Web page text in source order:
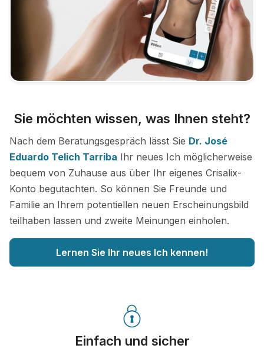
Sie möchten wissen, was Ihnen steht?
Nach dem Beratungsgespräch lässt Sie Dr. José
Eduardo Telich Tarriba Ihr neues Ich möglicherweise
bequem von Zuhause aus über Ihr eigenes Crisalix-
Konto begutachten. So können Sie Freunde und
Familie an Ihrem potentiellen neuen Erscheinungsbild
teilhaben lassen und zweite Meinungen einholen.
Lernen Sie Ihr neues Ich kennen!
Einfach und sicher